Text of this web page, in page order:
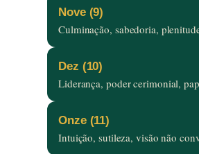
Nove (9)
Culminação, sabedoria,
Dez (10)
Liderança, poder cerimonial,
Onze (11)
Intuição, sutileza, visão não